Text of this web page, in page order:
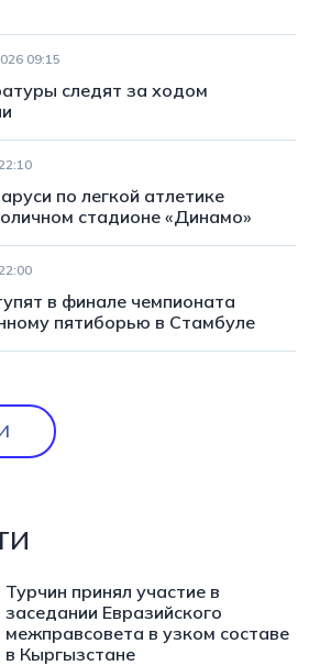
09:15
следят за ходом
по легкой атлетике
стадионе «Динамо»
в финале чемпионата
пятиборью в Стамбуле
Турчин принял участие в
заседании Евразийского
межправсовета в узком составе
в Кыргызстане